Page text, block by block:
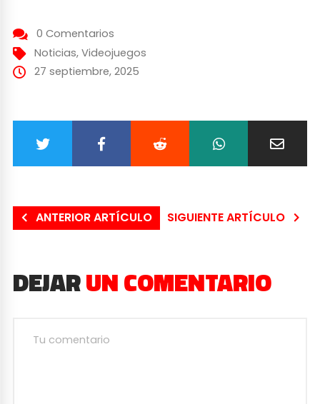
0 Comentarios
Noticias, Videojuegos
27 septiembre, 2025
ANTERIOR ARTÍCULO SIGUIENTE ARTÍCULO
DEJARUN COMENTARIO